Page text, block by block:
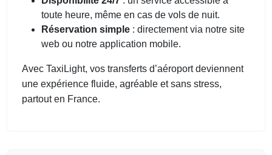
toute heure, même en cas de vols de nuit.
Réservation simple : directement via notre site
web ou notre application mobile.
Avec TaxiLight, vos transferts d’aéroport deviennent
une expérience fluide, agréable et sans stress,
partout en France.